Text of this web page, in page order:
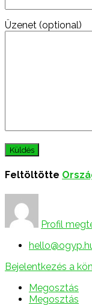
Üzenet (optional)
Feltöltötte
Profil
Bejelentkezés a
Megosztás
Megosztás